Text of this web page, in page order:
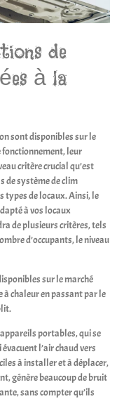
de
à la
sont disponibles sur le
fonctionnement, leur
critère crucial qu’est
de système de clim
types de locaux. Ainsi, le
à vos locaux
de plusieurs critères, tels
d’occupants, le niveau
sur le marché
chaleur en passant par le
portables, qui se
l’air chaud vers
à installer et à déplacer,
génère beaucoup de bruit
sans compter qu’ils